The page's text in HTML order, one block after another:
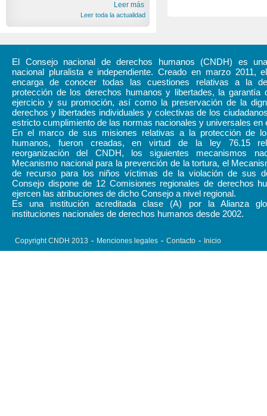
Leer más
Leer toda la actualidad
El Consejo nacional de derechos humanos (CNDH) es
nacional pluralista e independiente. Creado en marzo 2011,
encarga de conocer todas las cuestiones relativas a la
protección de los derechos humanos y libertades, la garantía
ejercicio y su promoción, así como la preservación de la
derechos y libertades individuales y colectivas de los
estricto cumplimiento de las normas nacionales y universales en
En el marco de sus misiones relativas a la protección de
humanos, fueron creadas, en virtud de la ley 76.15
reorganización del CNDH, los siguientes mecanismos
Mecanismo nacional para la prevención de la tortura, el
de recurso para los niños víctimas de la violación de sus
Consejo dispone de 12 Comisiones regionales de derechos
ejercen las atribuciones de dicho Consejo a nivel regional.
Es una institución acreditada clase (A) por la Alianza
instituciones nacionales de derechos humanos desde 2002.
Copyright CNDH 2013 Menciones legales Contacto Inicio